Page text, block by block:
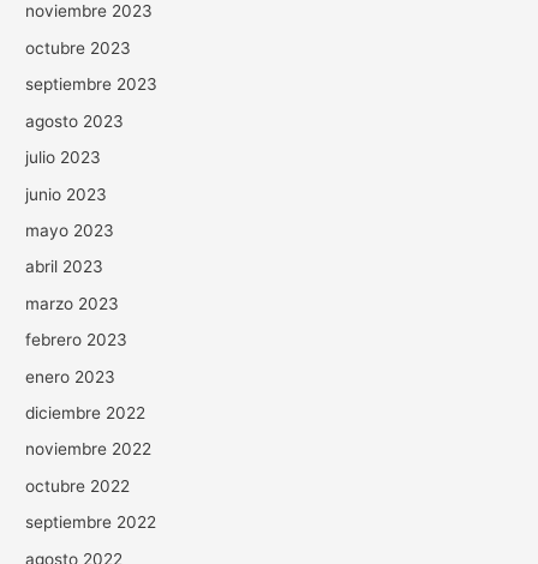
noviembre 2023
octubre 2023
septiembre 2023
agosto 2023
julio 2023
junio 2023
mayo 2023
abril 2023
marzo 2023
febrero 2023
enero 2023
diciembre 2022
noviembre 2022
octubre 2022
septiembre 2022
agosto 2022